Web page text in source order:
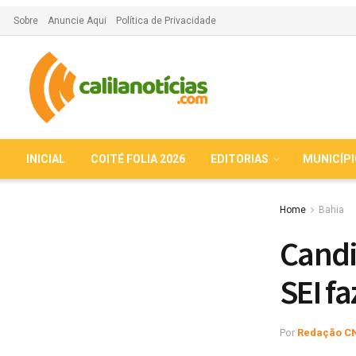
Sobre Anuncie Aqui Política de Privacidade
INICIAL COITÉ FOLIA 2026 EDITORIAS
Home Bahia
SEI
Por Redação